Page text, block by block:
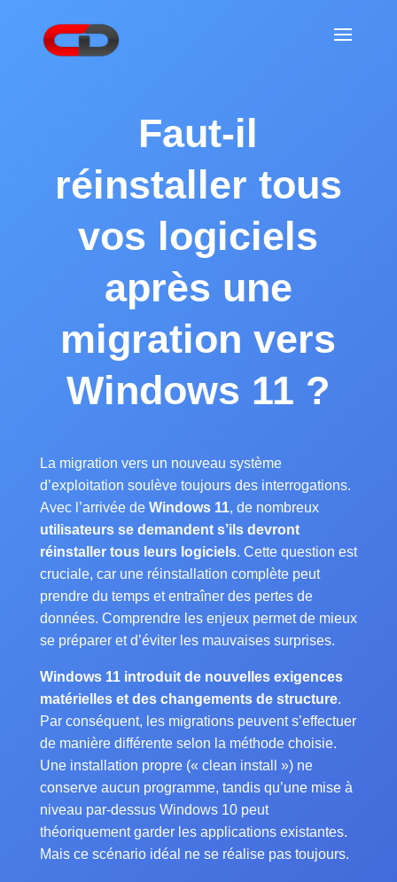
Faut-il
réinstaller tous
vos logiciels
après une
migration vers
Windows 11 ?
La migration vers un nouveau système
d’exploitation soulève toujours des interrogations.
Avec l’arrivée de Windows 11, de nombreux
utilisateurs se demandent s’ils devront
réinstaller tous leurs logiciels. Cette question est
cruciale, car une réinstallation complète peut
prendre du temps et entraîner des pertes de
données. Comprendre les enjeux permet de mieux
se préparer et d’éviter les mauvaises surprises.
Windows 11 introduit de nouvelles exigences
matérielles et des changements de structure.
Par conséquent, les migrations peuvent s’effectuer
de manière différente selon la méthode choisie.
Une installation propre (« clean install ») ne
conserve aucun programme, tandis qu’une mise à
niveau par-dessus Windows 10 peut
théoriquement garder les applications existantes.
Mais ce scénario idéal ne se réalise pas toujours.